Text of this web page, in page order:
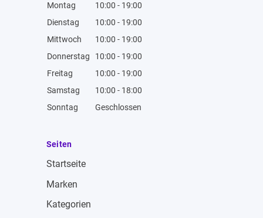
Montag
10:00 - 19:00
Dienstag
10:00 - 19:00
Mittwoch
10:00 - 19:00
Donnerstag
10:00 - 19:00
Freitag
10:00 - 19:00
Samstag
10:00 - 18:00
Sonntag
Geschlossen
Seiten
Startseite
Marken
Kategorien